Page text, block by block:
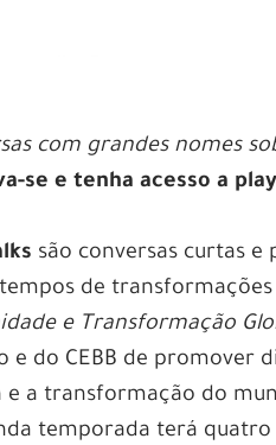
com grandes nomes
se e tenha acesso a
são conversas curtas
de
e Transformação
e do CEBB de promover
e a transformação do
temporada terá